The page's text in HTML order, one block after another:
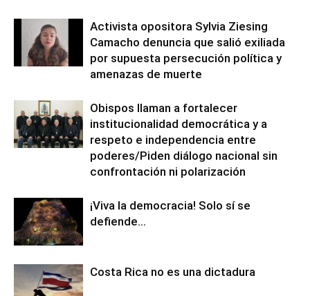
Activista opositora Sylvia Ziesing
Camacho denuncia que salió exiliada
por supuesta persecución política y
amenazas de muerte
Obispos llaman a fortalecer
institucionalidad democrática y a
respeto e independencia entre
poderes/Piden diálogo nacional sin
confrontación ni polarización
¡Viva la democracia! Solo sí se
defiende…
Costa Rica no es una dictadura